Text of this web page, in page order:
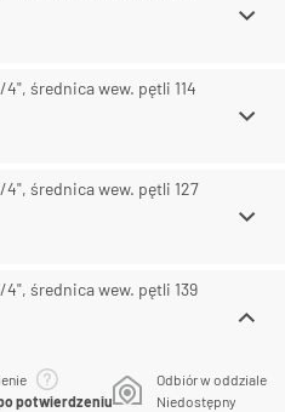
średnica wew. pętli 114
średnica wew. pętli 127
średnica wew. pętli 139
potwierdzeniu
Odbiór w oddziale
Niedostępny